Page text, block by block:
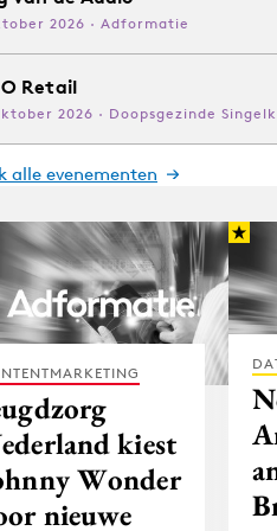
2026 · Adformatie
Retail
2026 · Doopsgezinde
alle evenementen
kiest
Wonder
nieuwe